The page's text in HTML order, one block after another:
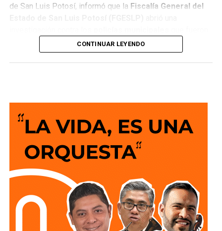
de San Luis Potosí, informó que la Fiscalía General del
captados en cámara en un sitio que las autoridades tienen
identificado comopunto de venta de drogas.
ser cuestionada sobre el caso.
García Cázares planteó que el eje de la revisión será
determinar la conducta de los elementos en ese punto:
qué acción realizaban y por qué se detuvieron ahí.
Adelantó que el resultado de las diligencias definirá si
hubo alguna irregularidad.
Al momento de la entrevista, la fiscal no había tenido
Juan Antonio Villa Gutiérrez
CONTINUAR LEYENDO